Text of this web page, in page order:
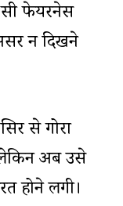
फेयरनेस
न दिखने
से गोरा
अब उसे
होने लगी।